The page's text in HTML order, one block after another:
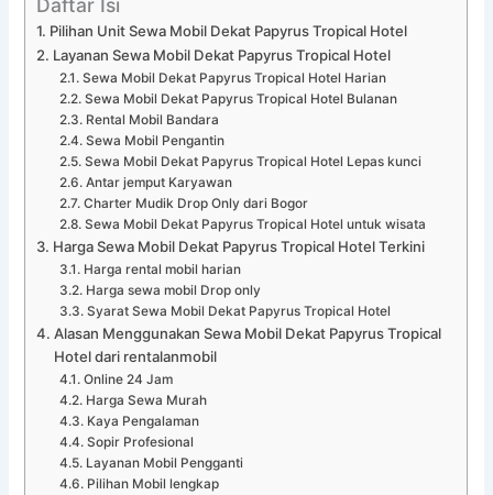
Pilihan Unit Sewa Mobil Dekat Papyrus Tropical Hotel
Layanan Sewa Mobil Dekat Papyrus Tropical Hotel
Sewa Mobil Dekat Papyrus Tropical Hotel Harian
Sewa Mobil Dekat Papyrus Tropical Hotel Bulanan
Rental Mobil Bandara
Sewa Mobil Pengantin
Sewa Mobil Dekat Papyrus Tropical Hotel Lepas kunci
Antar jemput Karyawan
Charter Mudik Drop Only dari Bogor
Sewa Mobil Dekat Papyrus Tropical Hotel untuk wisata
Harga Sewa Mobil Dekat Papyrus Tropical Hotel Terkini
Harga rental mobil harian
Harga sewa mobil Drop only
Syarat Sewa Mobil Dekat Papyrus Tropical Hotel
Alasan Menggunakan Sewa Mobil Dekat Papyrus Tropical
Hotel dari rentalanmobil
Online 24 Jam
Harga Sewa Murah
Kaya Pengalaman
Sopir Profesional
Layanan Mobil Pengganti
Pilihan Mobil lengkap